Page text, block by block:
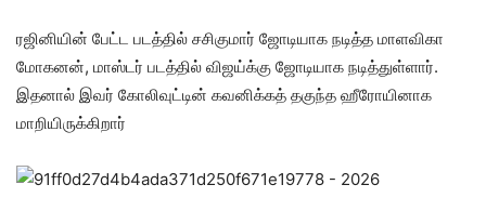
ரஜினியின் பேட்ட படத்தில் சசிகுமார் ஜோடியாக நடித்த மாளவிகா
மோகனன், மாஸ்டர் படத்தில் விஜய்க்கு ஜோடியாக நடித்துள்ளார்.
இதனால் இவர் கோலிவுட்டின் கவனிக்கத் தகுந்த ஹீரோயினாக
மாறியிருக்கிறார்